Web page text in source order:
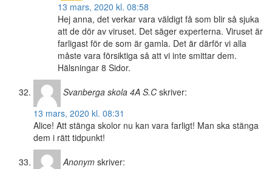
13 mars, 2020 kl. 08:58
Hej anna, det verkar vara väldigt få som blir så sjuka
att de dör av viruset. Det säger experterna. Viruset är
farligast för de som är gamla. Det är därför vi alla
måste vara försiktiga så att vi inte smittar dem.
Hälsningar 8 Sidor.
Svanberga skola 4A S.C skriver:
13 mars, 2020 kl. 08:31
Alice! Att stänga skolor nu kan vara farligt! Man ska stänga
dem i rätt tidpunkt!
Anonym skriver: